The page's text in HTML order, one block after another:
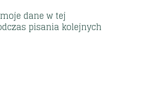
dane w tej
pisania kolejnych